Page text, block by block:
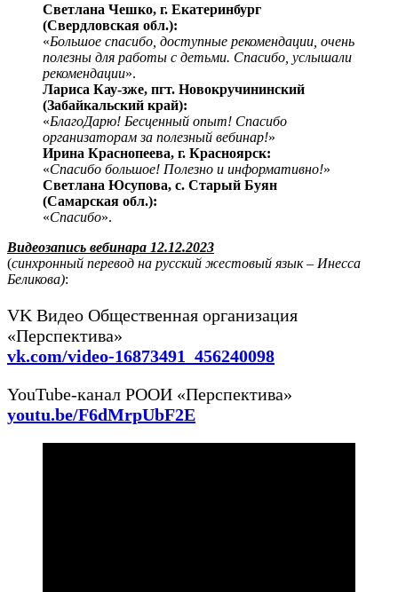
Светлана Чешко, г. Екатеринбург
(Свердловская обл.):
«Большое спасибо, доступные рекомендации, очень
полезны для работы с детьми. Спасибо, услышали
рекомендации».
Лариса Кау-зже, пгт. Новокручининский
(Забайкальский край):
«БлагоДарю! Бесценный опыт! Спасибо
организаторам за полезный вебинар!»
Ирина Краснопеева, г. Красноярск:
«Спасибо большое! Полезно и информативно!»
Светлана Юсупова, с. Старый Буян
(Самарская обл.):
«Спасибо».
Видеозапись вебинара 12.12.2023
(синхронный перевод на русский жестовый язык – Инесса
Беликова):
VK Видео Общественная организация
«Перспектива»
vk.com/video-16873491_456240098
YouTube-канал РООИ «Перспектива»
youtu.be/F6dMrpUbF2E